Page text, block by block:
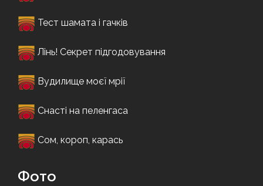
Тест шамата і гачків
Лінь! Секрет підгодовування
Вудилище моєї мрії
Снасті на пеленгаса
Сом, короп, карась
Фото